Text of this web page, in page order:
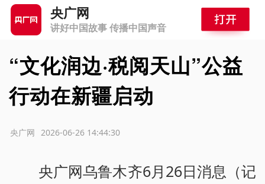
央广网
讲好中国故事 传播中国声音
“文化润边·税阅天山”公益
行动在新疆启动
2026-06-26 14:44:30
央广网
央广网乌鲁木齐6月26日消息（记